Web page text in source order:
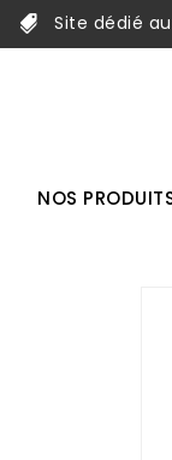
Site dédié
NOS